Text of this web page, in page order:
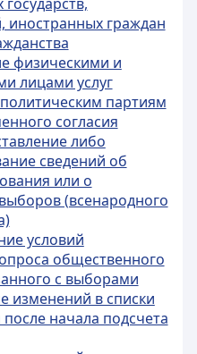
иностранных граждан
физическими и
лицами услуг
партиям
согласия
либо
сведений об
или о
(всенародного
условий
общественного
с выборами
изменений в списки
начала подсчета